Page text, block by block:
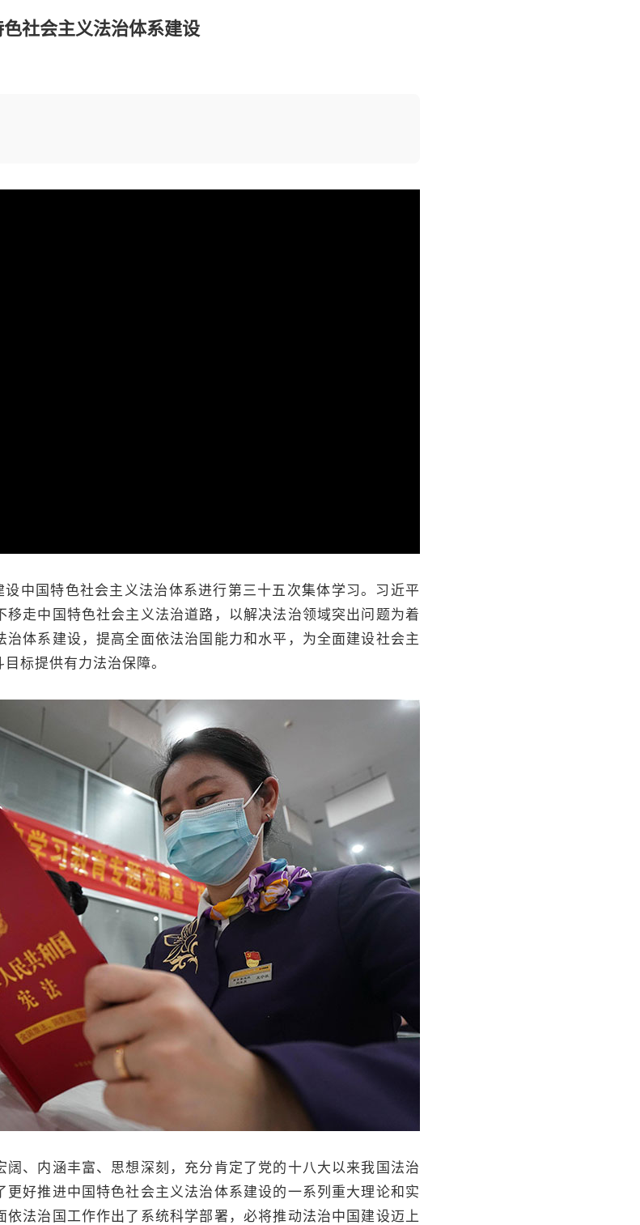
色社会主义法治体系建设
国特色社会主义法治体系进行第三十五次集体学习。习近平
走中国特色社会主义法治道路，以解决法治领域突出问题为着
体系建设，提高全面依法治国能力和水平，为全面建设社会主
标提供有力法治保障。
、内涵丰富、思想深刻，充分肯定了党的十八大以来我国法治
好推进中国特色社会主义法治体系建设的一系列重大理论和实
法治国工作作出了系统科学部署，必将推动法治中国建设迈上